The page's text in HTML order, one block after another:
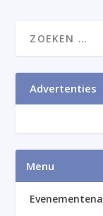
Advertenties
Menu